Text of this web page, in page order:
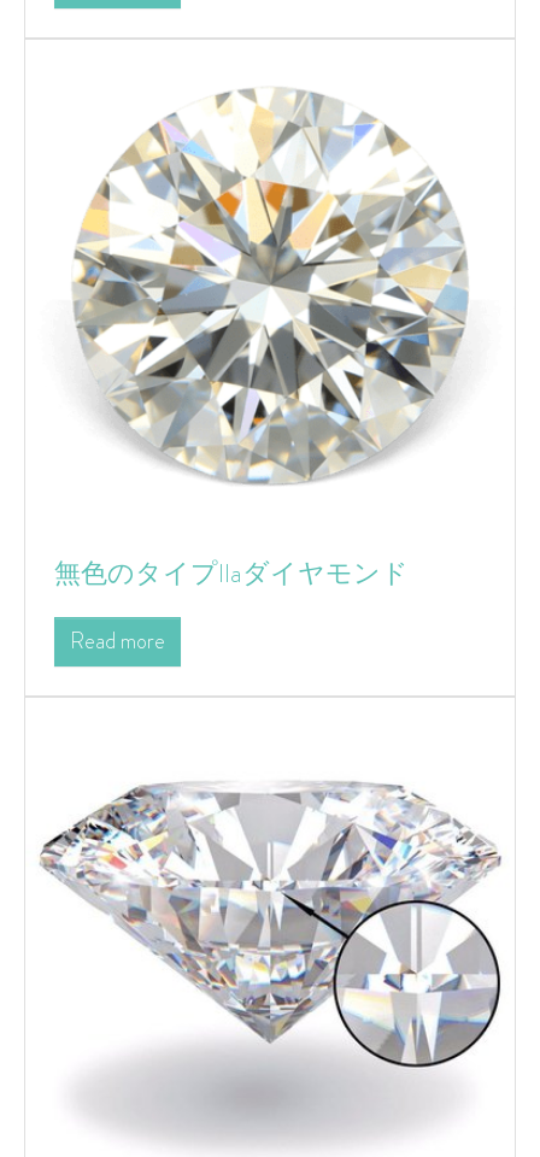
無色のタイプIIaダイヤモンド
Read more